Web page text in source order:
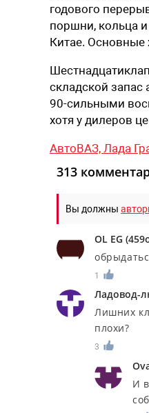
годового
поршни, кольца и
Китае. Основные
складской
90-сильными
хотя у дилеров
АвтоВАЗ, Лада
313
Вы должны
OL EG (
1
Ладовод-
Лишних
плохи?
3
И